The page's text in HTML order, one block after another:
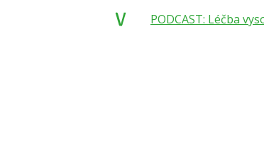
PODCAST: Léčba